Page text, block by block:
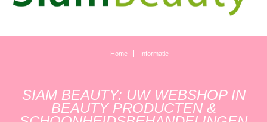
Home Informatie
SIAM BEAUTY: UW WEBSHOP IN
BEAUTY PRODUCTEN &